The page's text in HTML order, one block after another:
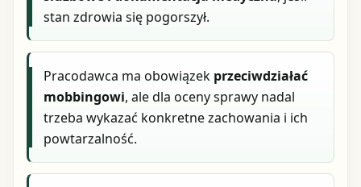
stan zdrowia się pogorszył.
Pracodawca ma obowiązek przeciwdziałać
mobbingowi, ale dla oceny sprawy nadal
trzeba wykazać konkretne zachowania i ich
powtarzalność.